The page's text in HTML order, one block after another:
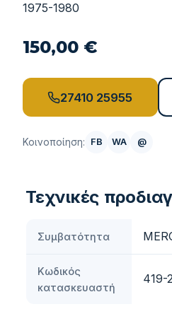
1975-1980
150,00 €
27410 25955
Κοινοποίηση: FB WA @
Τεχνικές
Συμβατότητα
Κωδικός
κατασκευαστή
419-